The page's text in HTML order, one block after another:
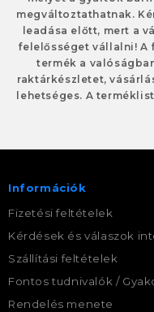
megváltoztathatnak.
leadása előtt, mert a
felelősséget vállalni!
termék a
raktárkészletet,
lehetséges. A
Információk
Fizetési feltételek
Kérdések és válaszok
Szállítási feltételek
Fontos tudnivalók /
Rendelés menete